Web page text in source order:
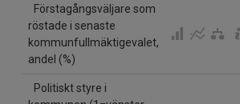
Förstagångsväljare som
röstade i senaste
kommunfullmäktigevalet,
andel (%)
Politiskt styre i